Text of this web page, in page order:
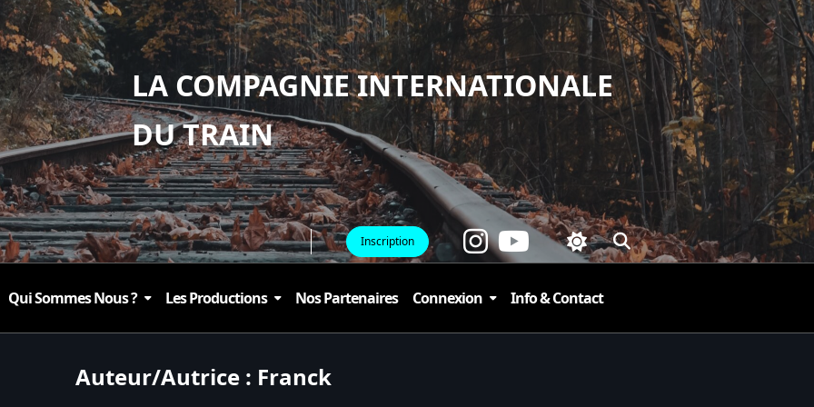
LA COMPAGNIE INTERNATIONALE
DU TRAIN
Inscription
Qui Sommes Nous ? Les Productions Nos Partenaires Connexion Info & Contact
Auteur/autrice : Franck